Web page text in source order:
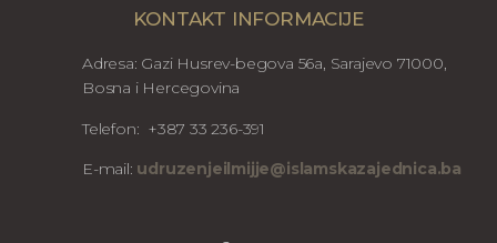
KONTAKT INFORMACIJE
Adresa: Gazi Husrev-begova 56a, Sarajevo 71000,
Bosna i Hercegovina
Telefon: +387 33 236-391
E-mail: udruzenjeilmijje@islamskazajednica.ba